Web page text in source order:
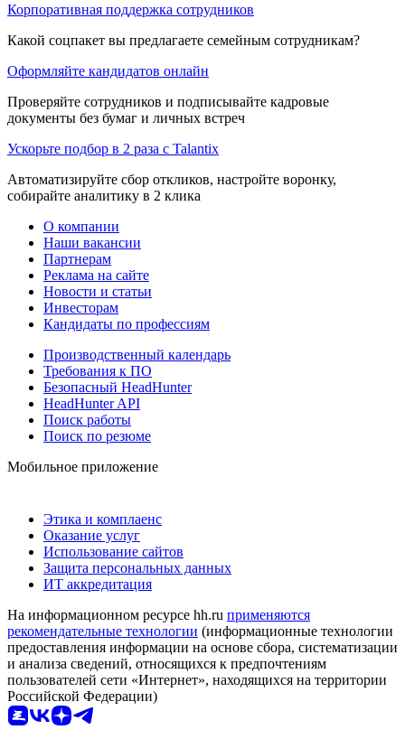
Корпоративная поддержка сотрудников
Какой соцпакет вы предлагаете семейным сотрудникам?
Оформляйте кандидатов онлайн
Проверяйте сотрудников и подписывайте кадровые
документы без бумаг и личных встреч
Ускорьте подбор в 2 раза с Talantix
Автоматизируйте сбор откликов, настройте воронку,
собирайте аналитику в 2 клика
О компании
Наши вакансии
Партнерам
Реклама на сайте
Новости и статьи
Инвесторам
Кандидаты по профессиям
Производственный календарь
Требования к ПО
Безопасный HeadHunter
HeadHunter API
Поиск работы
Поиск по резюме
Мобильное приложение
Этика и комплаенс
Оказание услуг
Использование сайтов
Защита персональных данных
ИТ аккредитация
На информационном ресурсе hh.ru применяются
рекомендательные технологии (информационные технологии
предоставления информации на основе сбора, систематизации
и анализа сведений, относящихся к предпочтениям
пользователей сети «Интернет», находящихся на территории
Российской Федерации)